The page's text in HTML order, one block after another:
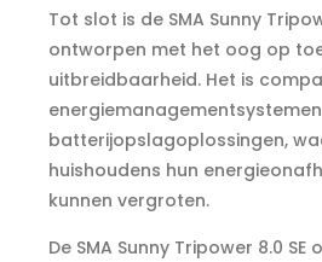
Tot slot is de SMA Sunny
ontworpen met het oog op
uitbreidbaarheid. Het is
batterijopslagoplossingen,
huishoudens hun
kunnen vergroten.
De SMA Sunny Tripower 8.0 SE